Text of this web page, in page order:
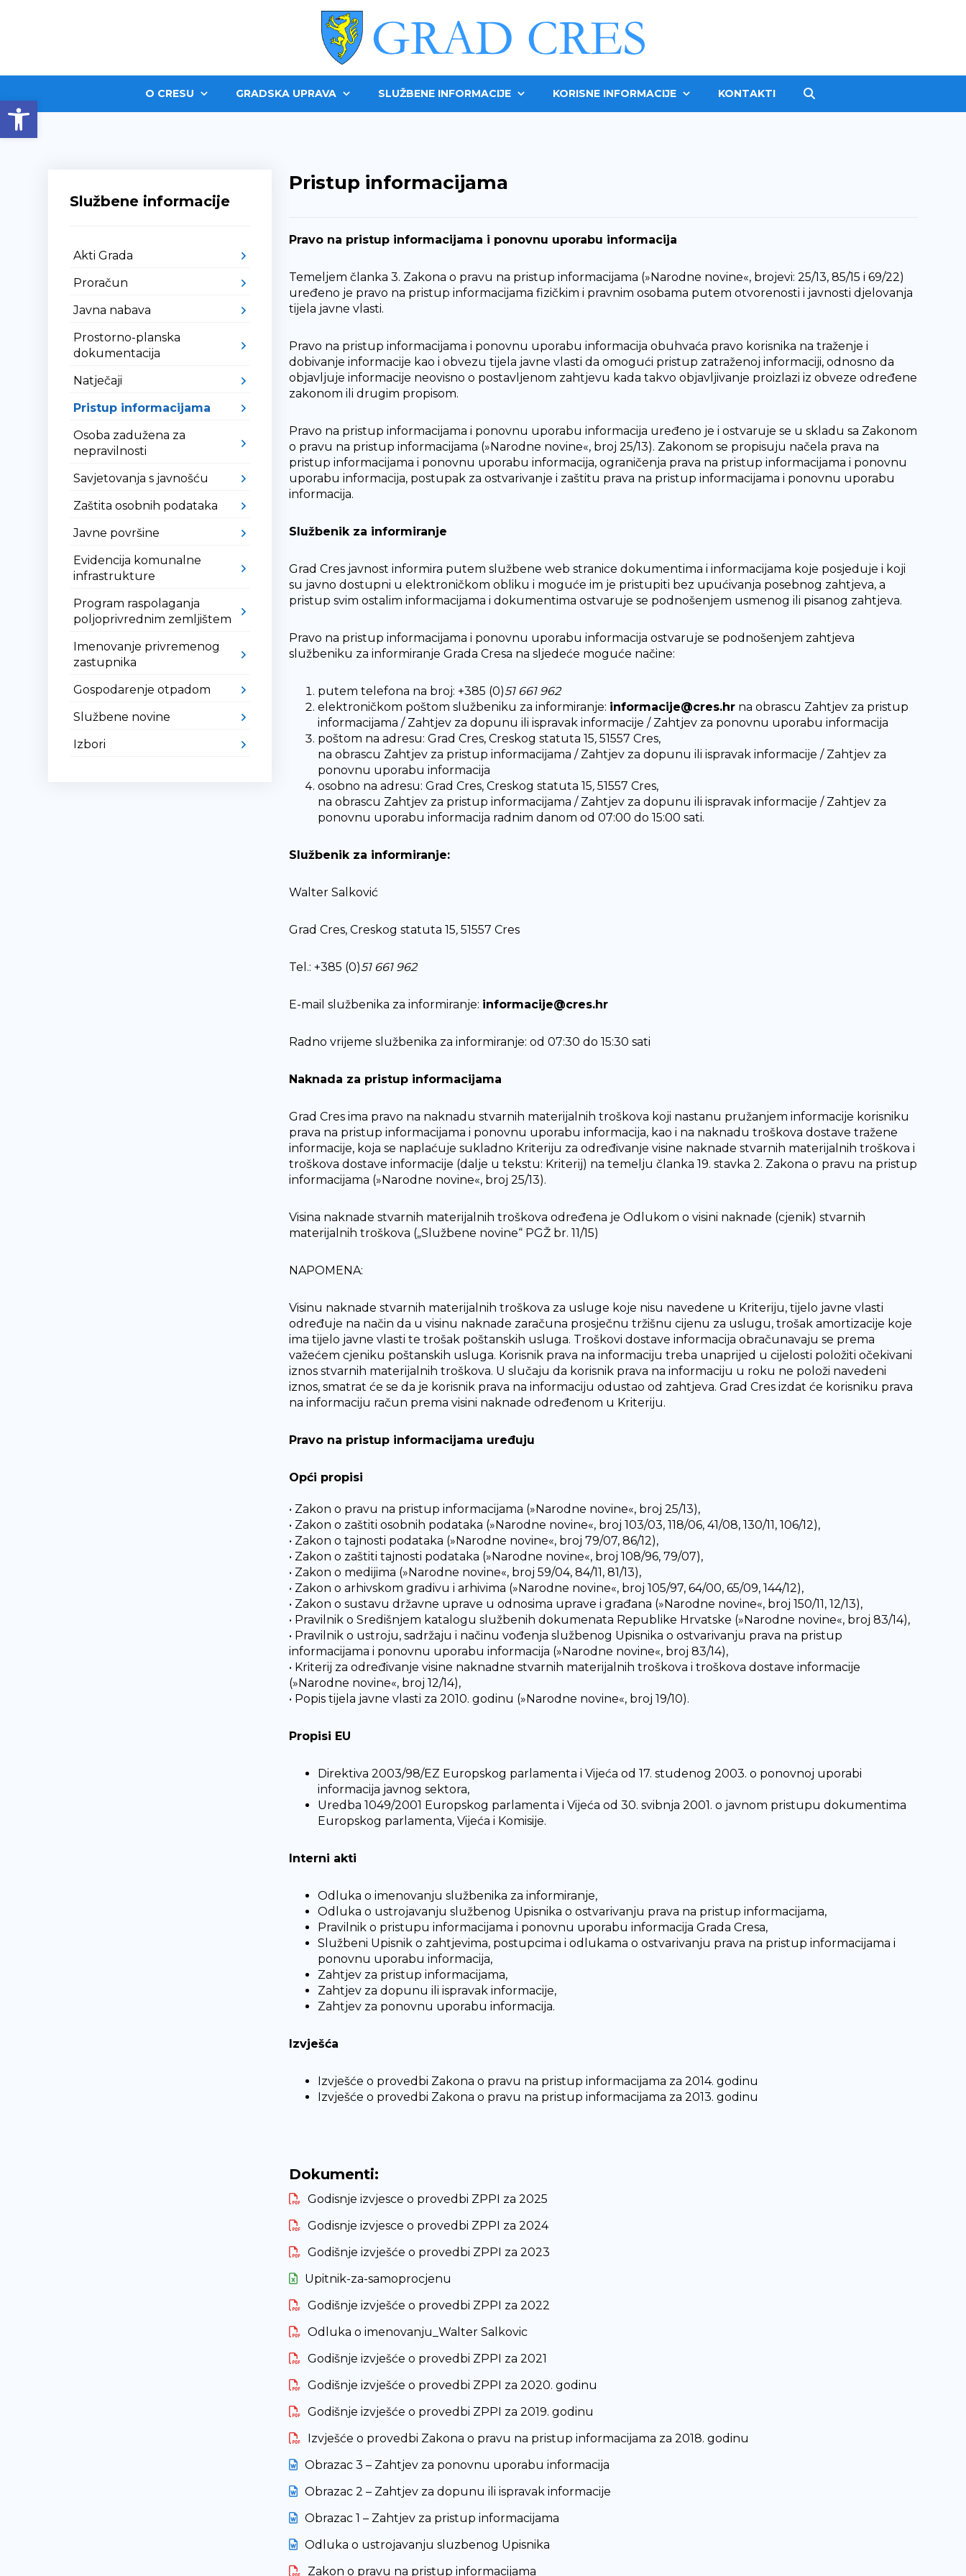
Open toolbarO CRESU GRADSKA UPRAVA SLUŽBENE INFORMACIJE KORISNE INFORMACIJE KONTAKTI
Pristup informacijama
Pravo na pristup informacijama i ponovnu uporabu informacija
Temeljem članka 3. Zakona o pravu na pristup informacijama (»Narodne novine«, brojevi: 25/13, 85/15 i 69/22)
uređeno je pravo na pristup informacijama fizičkim i pravnim osobama putem otvorenosti i javnosti djelovanja
tijela javne vlasti.
Pravo na pristup informacijama i ponovnu uporabu informacija obuhvaća pravo korisnika na traženje i
dobivanje informacije kao i obvezu tijela javne vlasti da omogući pristup zatraženoj informaciji, odnosno da
objavljuje informacije neovisno o postavljenom zahtjevu kada takvo objavljivanje proizlazi iz obveze određene
zakonom ili drugim propisom.
Pravo na pristup informacijama i ponovnu uporabu informacija uređeno je i ostvaruje se u skladu sa Zakonom
o pravu na pristup informacijama (»Narodne novine«, broj 25/13). Zakonom se propisuju načela prava na
pristup informacijama i ponovnu uporabu informacija, ograničenja prava na pristup informacijama i ponovnu
uporabu informacija, postupak za ostvarivanje i zaštitu prava na pristup informacijama i ponovnu uporabu
informacija.
Službenik za informiranje
Grad Cres javnost informira putem službene web stranice dokumentima i informacijama koje posjeduje i koji
su javno dostupni u elektroničkom obliku i moguće im je pristupiti bez upućivanja posebnog zahtjeva, a
pristup svim ostalim informacijama i dokumentima ostvaruje se podnošenjem usmenog ili pisanog zahtjeva.
Pravo na pristup informacijama i ponovnu uporabu informacija ostvaruje se podnošenjem zahtjeva
službeniku za informiranje Grada Cresa na sljedeće moguće načine:
putem telefona na broj: +385 (0)51 661 962
elektroničkom poštom službeniku za informiranje: informacije@cres.hrna obrascu Zahtjev za pristup
informacijama / Zahtjev za dopunu ili ispravak informacije / Zahtjev za ponovnu uporabu informacija
poštom na adresu: Grad Cres, Creskog statuta 15, 51557 Cres,
na obrascu Zahtjev za pristup informacijama / Zahtjev za dopunu ili ispravak informacije / Zahtjev za
ponovnu uporabu informacija
osobno na adresu: Grad Cres, Creskog statuta 15, 51557 Cres,
na obrascu Zahtjev za pristup informacijama / Zahtjev za dopunu ili ispravak informacije / Zahtjev za
ponovnu uporabu informacija radnim danom od 07:00 do 15:00 sati.
Službenik za informiranje:
Walter Salković
Grad Cres, Creskog statuta 15, 51557 Cres
Tel.: +385 (0)51 661 962
E-mail službenika za informiranje: informacije@cres.hr
Radno vrijeme službenika za informiranje: od 07:30 do 15:30 sati
Naknada za pristup informacijama
Grad Cres ima pravo na naknadu stvarnih materijalnih troškova koji nastanu pružanjem informacije korisniku
prava na pristup informacijama i ponovnu uporabu informacija, kao i na naknadu troškova dostave tražene
informacije, koja se naplaćuje sukladno Kriteriju za određivanje visine naknade stvarnih materijalnih troškova i
troškova dostave informacije (dalje u tekstu: Kriterij) na temelju članka 19. stavka 2. Zakona o pravu na pristup
informacijama (»Narodne novine«, broj 25/13).
Visina naknade stvarnih materijalnih troškova određena je Odlukom o visini naknade (cjenik) stvarnih
materijalnih troškova („Službene novine“ PGŽ br. 11/15)
NAPOMENA:
Visinu naknade stvarnih materijalnih troškova za usluge koje nisu navedene u Kriteriju, tijelo javne vlasti
određuje na način da u visinu naknade zaračuna prosječnu tržišnu cijenu za uslugu, trošak amortizacije koje
ima tijelo javne vlasti te trošak poštanskih usluga. Troškovi dostave informacija obračunavaju se prema
važećem cjeniku poštanskih usluga. Korisnik prava na informaciju treba unaprijed u cijelosti položiti očekivani
iznos stvarnih materijalnih troškova. U slučaju da korisnik prava na informaciju u roku ne položi navedeni
iznos, smatrat će se da je korisnik prava na informaciju odustao od zahtjeva. Grad Cres izdat će korisniku prava
na informaciju račun prema visini naknade određenom u Kriteriju.
Pravo na pristup informacijama uređuju
Opći propisi
• Zakon o pravu na pristup informacijama (»Narodne novine«, broj 25/13),
• Zakon o zaštiti osobnih podataka (»Narodne novine«, broj 103/03, 118/06, 41/08, 130/11, 106/12),
• Zakon o tajnosti podataka (»Narodne novine«, broj 79/07, 86/12),
• Zakon o zaštiti tajnosti podataka (»Narodne novine«, broj 108/96, 79/07),
• Zakon o medijima (»Narodne novine«, broj 59/04, 84/11, 81/13),
• Zakon o arhivskom gradivu i arhivima (»Narodne novine«, broj 105/97, 64/00, 65/09, 144/12),
• Zakon o sustavu državne uprave u odnosima uprave i građana (»Narodne novine«, broj 150/11, 12/13),
• Pravilnik o Središnjem katalogu službenih dokumenata Republike Hrvatske (»Narodne novine«, broj 83/14),
• Pravilnik o ustroju, sadržaju i načinu vođenja službenog Upisnika o ostvarivanju prava na pristup
informacijama i ponovnu uporabu informacija (»Narodne novine«, broj 83/14),
• Kriterij za određivanje visine naknadne stvarnih materijalnih troškova i troškova dostave informacije
(»Narodne novine«, broj 12/14),
• Popis tijela javne vlasti za 2010. godinu (»Narodne novine«, broj 19/10).
Propisi EU
Direktiva 2003/98/EZ Europskog parlamenta i Vijeća od 17. studenog 2003. o ponovnoj uporabi
informacija javnog sektora,
Uredba 1049/2001 Europskog parlamenta i Vijeća od 30. svibnja 2001. o javnom pristupu dokumentima
Europskog parlamenta, Vijeća i Komisije.
Interni akti
Odluka o imenovanju službenika za informiranje,
Odluka o ustrojavanju službenog Upisnika o ostvarivanju prava na pristup informacijama,
Pravilnik o pristupu informacijama i ponovnu uporabu informacija Grada Cresa,
Službeni Upisnik o zahtjevima, postupcima i odlukama o ostvarivanju prava na pristup informacijama i
ponovnu uporabu informacija,
Zahtjev za pristup informacijama,
Zahtjev za dopunu ili ispravak informacije,
Zahtjev za ponovnu uporabu informacija.
Izvješća
Izvješće o provedbi Zakona o pravu na pristup informacijama za 2014. godinu
Izvješće o provedbi Zakona o pravu na pristup informacijama za 2013. godinu
Dokumenti:
Godisnje izvjesce o provedbi ZPPI za 2025
Godisnje izvjesce o provedbi ZPPI za 2024
Godišnje izvješće o provedbi ZPPI za 2023
Upitnik-za-samoprocjenu
Godišnje izvješće o provedbi ZPPI za 2022
Odluka o imenovanju_Walter Salkovic
Godišnje izvješće o provedbi ZPPI za 2021
Godišnje izvješće o provedbi ZPPI za 2020. godinu
Godišnje izvješće o provedbi ZPPI za 2019. godinu
Izvješće o provedbi Zakona o pravu na pristup informacijama za 2018. godinu
Obrazac 3 – Zahtjev za ponovnu uporabu informacija
Obrazac 2 – Zahtjev za dopunu ili ispravak informacije
Obrazac 1 – Zahtjev za pristup informacijama
Odluka o ustrojavanju sluzbenog Upisnika
Zakon o pravu na pristup informacijama
Službene informacije
Akti Grada
Proračun
Javna nabava
Prostorno-planska
dokumentacija
Natječaji
Pristup informacijama
Osoba zadužena za
nepravilnosti
Savjetovanja s javnošću
Zaštita osobnih podataka
Javne površine
Evidencija komunalne
infrastrukture
Program raspolaganja
poljoprivrednim zemljištem
Imenovanje privremenog
zastupnika
Gospodarenje otpadom
Službene novine
Izbori